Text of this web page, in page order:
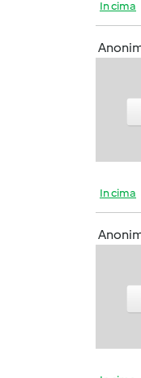
In cima
In cima